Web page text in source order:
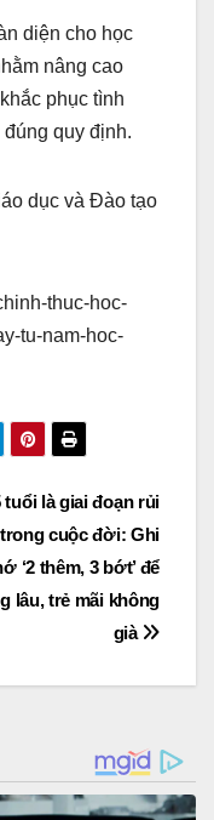
diện cho học
nâng cao
phục tình
quy định.
dục và Đào tạo
thuc-hoc-
tu-nam-hoc-
tuổi là giai đoạn rủi
cuộc đời: Ghi
‘2 thêm, 3 bớt’ để
lâu, trẻ mãi không
già